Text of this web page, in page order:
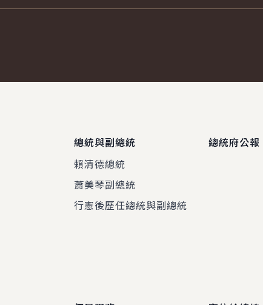
總統與副總統
賴清德總統
蕭美琴副總統
行憲後歷任總統與副總統
總統府公報